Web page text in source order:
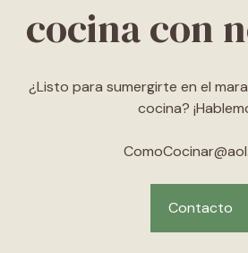
cocina con
¿Listo para sumergirte en el
cocina?
Contacto